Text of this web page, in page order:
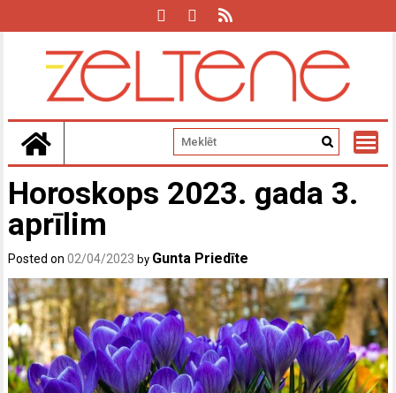
Horoskops 2023. gada 3.
aprīlim
Posted on02/04/2023 by Gunta Priedīte